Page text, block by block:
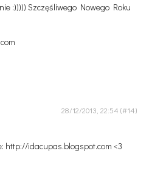
:))))) Szczęśliwego Nowego Roku
28/12/2013, 22:54
http://idacupas.blogspot.com <3